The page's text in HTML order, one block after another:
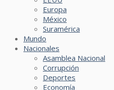
Europa
México
Suramérica
Mundo
Nacionales
Asamblea Nacional
Corrupción
Deportes
Economía